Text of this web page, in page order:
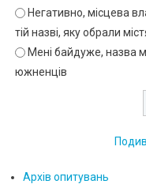
Негативно, місцева
тій назві, яку обрали
Мені байдуже, назва
южненців
Архів опитувань